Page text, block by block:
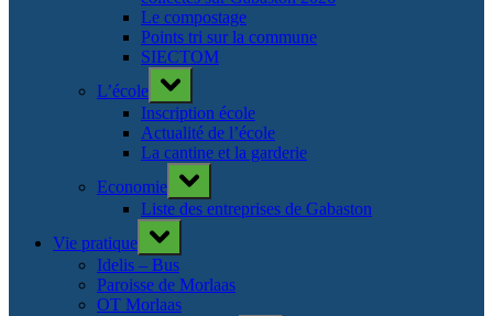
Le compostage
Points tri sur la commune
SIECTOM
L’école
Toggle
sub-
menu
Inscription école
Actualité de l’école
La cantine et la garderie
Economie
Toggle
sub-
menu
Liste des entreprises de Gabaston
Vie pratique
Toggle
sub-
menu
Idelis – Bus
Paroisse de Morlaas
OT Morlaas